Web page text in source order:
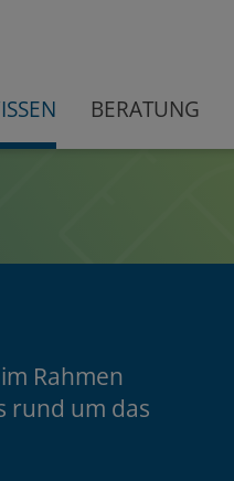
BERATUNG
Rahmen
rund um das